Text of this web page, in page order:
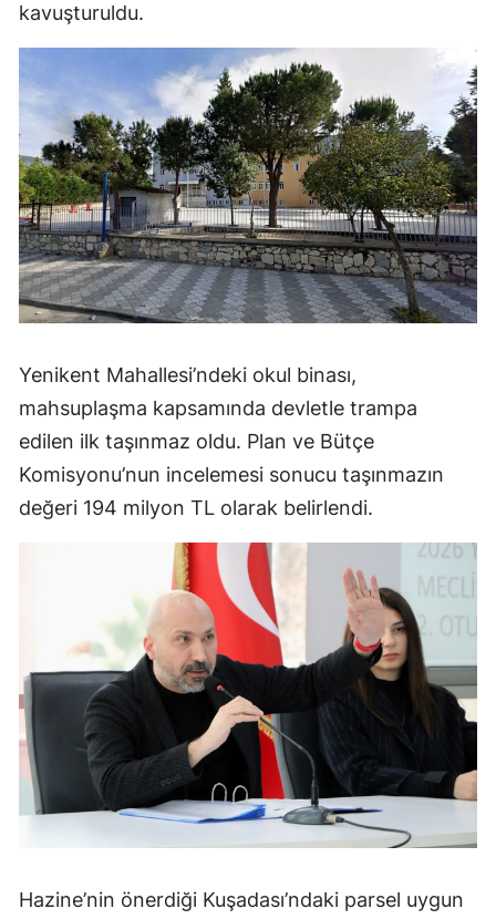
kavuşturuldu.
Yenikent Mahallesi’ndeki okul binası,
mahsuplaşma kapsamında devletle trampa
edilen ilk taşınmaz oldu. Plan ve Bütçe
Komisyonu’nun incelemesi sonucu taşınmazın
değeri 194 milyon TL olarak belirlendi.
Hazine’nin önerdiği Kuşadası’ndaki parsel uygun